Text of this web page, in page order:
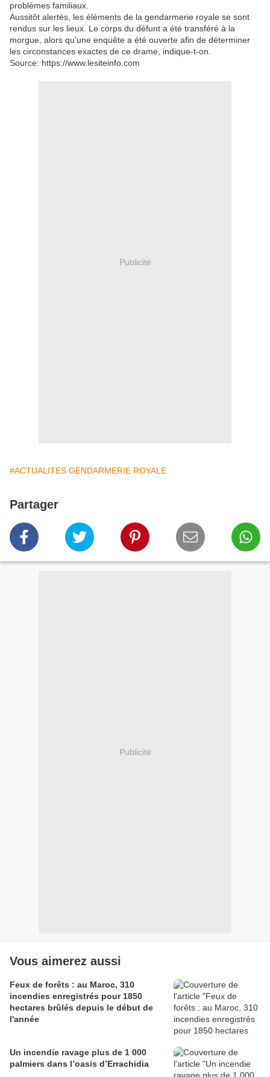
problèmes familiaux.
Aussitôt alertés, les éléments de la gendarmerie royale se sont
rendus sur les lieux. Le corps du défunt a été transféré à la
morgue, alors qu’une enquête a été ouverte afin de déterminer
les circonstances exactes de ce drame, indique-t-on.
Source: https://www.lesiteinfo.com
Publicité
#ACTUALITES GENDARMERIE ROYALE
Partager
Publicité
Vous aimerez aussi
Feux de forêts : au Maroc, 310
incendies enregistrés pour 1850
hectares brûlés depuis le début de
l'année
Un incendie ravage plus de 1 000
palmiers dans l’oasis d’Errachidia